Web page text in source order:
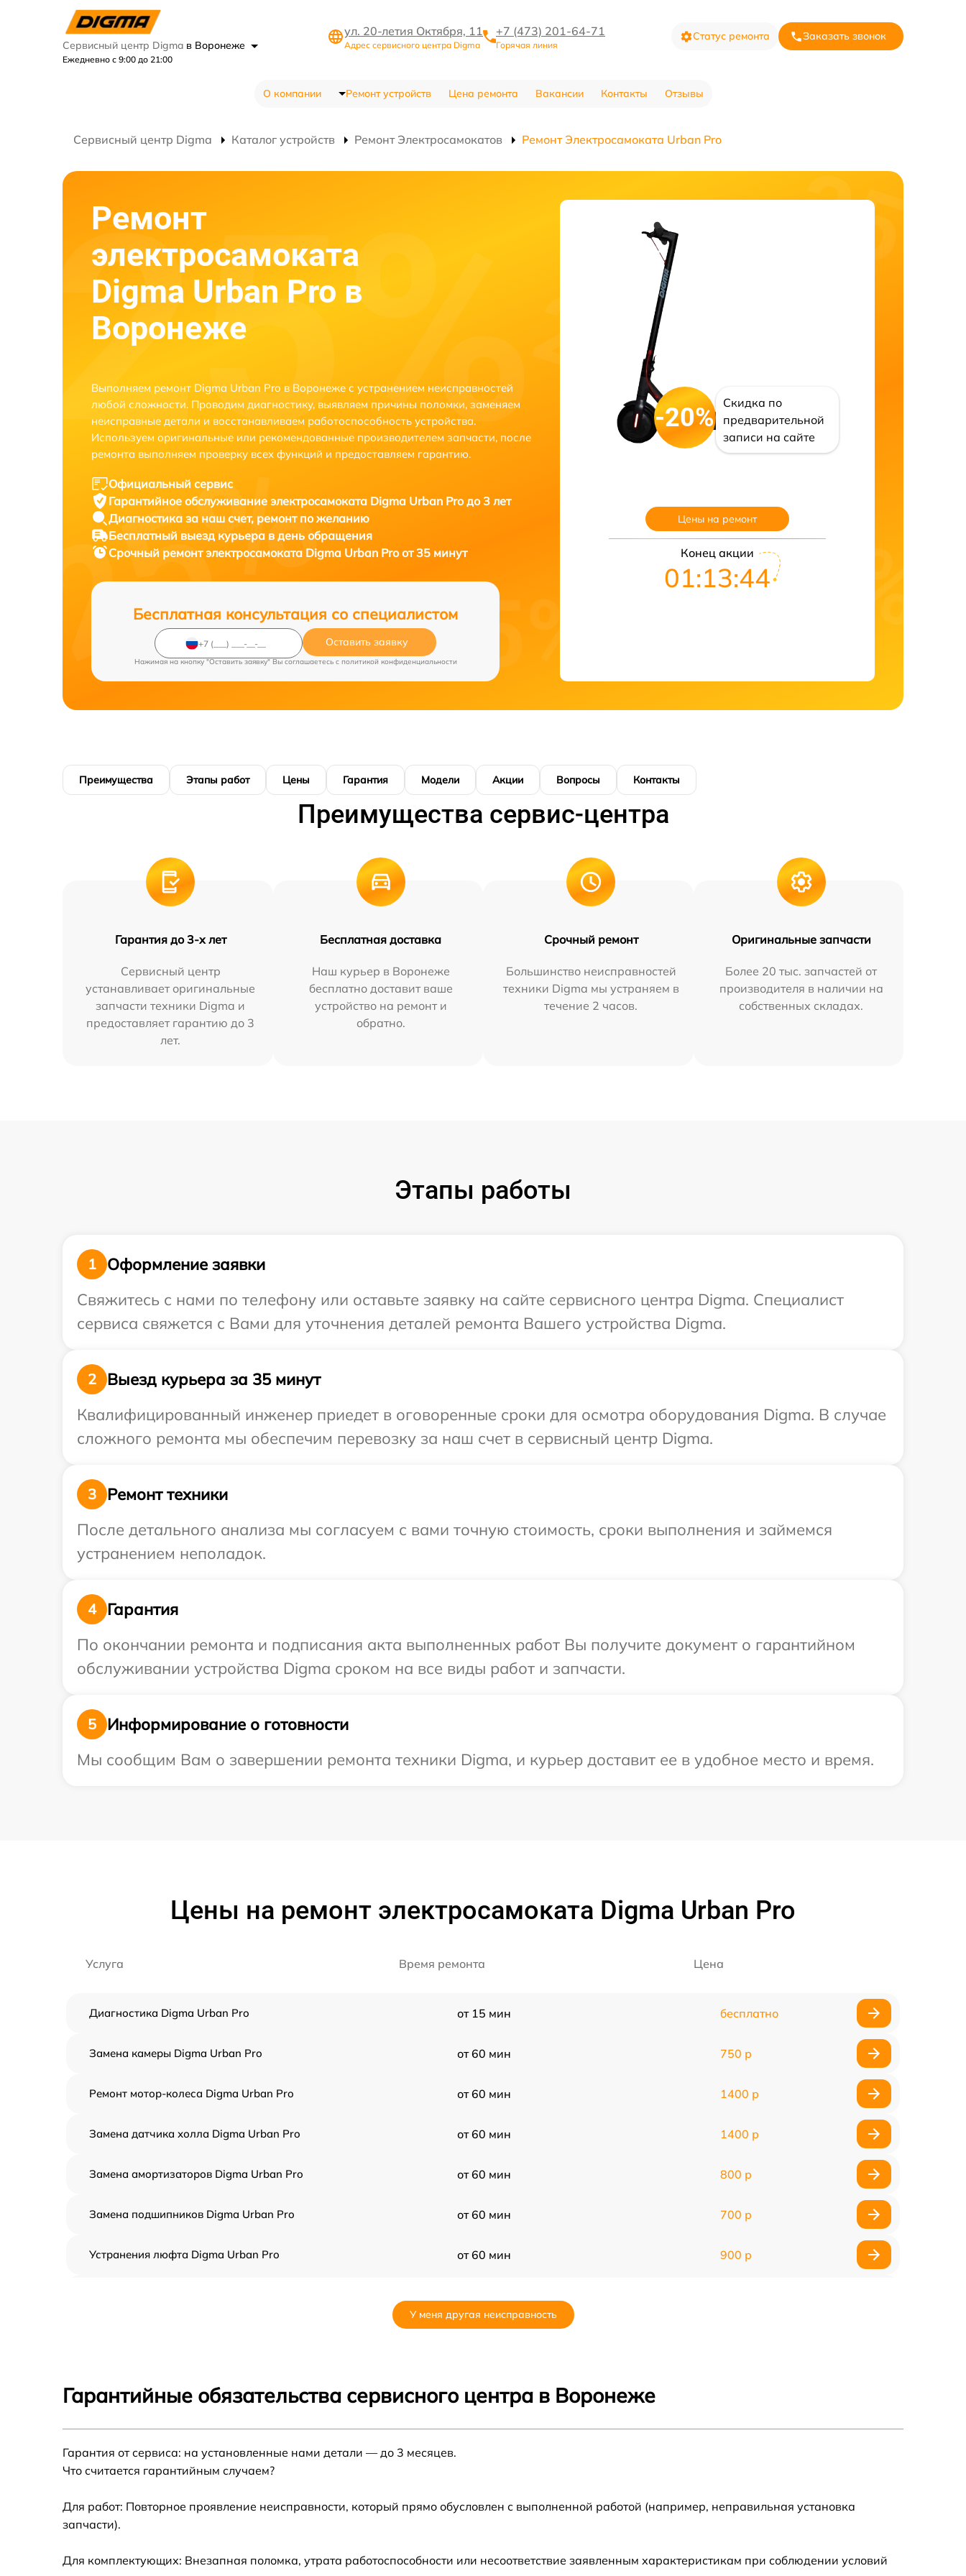
Сервисный центр Digma в Воронеже
Ежедневно с 9:00 до 21:00
ул. 20-летия Октября, 11
Адрес сервисного центра Digma
+7 (473) 201-64-71
Горячая линия
Статус ремонта Заказать звонок
О компании Ремонт устройств Цена ремонта Вакансии Контакты Отзывы
Сервисный центр Digma Каталог устройств Ремонт Электросамокатов Ремонт Электросамоката Urban Pro
Ремонт
электросамоката
Digma Urban Pro в
Воронеже
Выполняем ремонт Digma Urban Pro в Воронеже с устранением неисправностей
любой сложности. Проводим диагностику, выявляем причины поломки, заменяем
неисправные детали и восстанавливаем работоспособность устройства.
Используем оригинальные или рекомендованные производителем запчасти, после
ремонта выполняем проверку всех функций и предоставляем гарантию.
Официальный сервис
Гарантийное обслуживание электросамоката Digma Urban Pro до 3 лет
Диагностика за наш счет, ремонт по желанию
Бесплатный выезд курьера в день обращения
Срочный ремонтэлектросамоката Digma Urban Pro от 35 минут
Бесплатная консультация со специалистом
Оставить заявку
Нажимая на кнопку "Оставить заявку" Вы соглашаетесь c политикой конфиденциальности
-20%
Скидка по
предварительной
записи на сайте
Цены на ремонт
Конец акции
01:13:43
Преимущества Этапы работ Цены Гарантия Модели Акции Вопросы Контакты
Преимущества сервис-центра
Гарантия до 3-х лет
Сервисный центр
устанавливает оригинальные
запчасти техники Digma и
предоставляет гарантию до 3
лет.
Бесплатная доставка
Наш курьер в Воронеже
бесплатно доставит ваше
устройство на ремонт и
обратно.
Срочный ремонт
Большинство неисправностей
техники Digma мы устраняем в
течение 2 часов.
Оригинальные запчасти
Более 20 тыс. запчастей от
производителя в наличии на
собственных складах.
Этапы работы
1
Оформление заявки
Свяжитесь с нами по телефону или оставьте заявку на сайте сервисного центра Digma. Специалист
сервиса свяжется с Вами для уточнения деталей ремонта Вашего устройства Digma.
2
Выезд курьера за 35 минут
Квалифицированный инженер приедет в оговоренные сроки для осмотра оборудования Digma. В случае
сложного ремонта мы обеспечим перевозку за наш счет в сервисный центр Digma.
3
Ремонт техники
После детального анализа мы согласуем с вами точную стоимость, сроки выполнения и займемся
устранением неполадок.
4
Гарантия
По окончании ремонта и подписания акта выполненных работ Вы получите документ о гарантийном
обслуживании устройства Digma сроком на все виды работ и запчасти.
5
Информирование о готовности
Мы сообщим Вам о завершении ремонта техники Digma, и курьер доставит ее в удобное место и время.
Цены на ремонт электросамоката Digma Urban Pro
Услуга Время ремонта Цена
Диагностика Digma Urban Pro от 15 мин бесплатно
Замена камеры Digma Urban Pro от 60 мин 750 р
Ремонт мотор-колеса Digma Urban Pro от 60 мин 1400 р
Замена датчика холла Digma Urban Pro от 60 мин 1400 р
Замена амортизаторов Digma Urban Pro от 60 мин 800 р
Замена подшипников Digma Urban Pro от 60 мин 700 р
Устранения люфта Digma Urban Pro от 60 мин 900 р
Замена корпуса Digma Urban Pro
Digma Urban Pro
У меня другая неисправность
Гарантийные обязательства сервисного центра в Воронеже
Гарантия от сервиса: на установленные нами детали — до 3 месяцев.
Что считается гарантийным случаем?
Для работ: Повторное проявление неисправности, который прямо обусловлен с выполненной работой (например, неправильная установка
запчасти).
Для комплектующих: Внезапная поломка, утрата работоспособности или несоответствие заявленным характеристикам при соблюдении условий